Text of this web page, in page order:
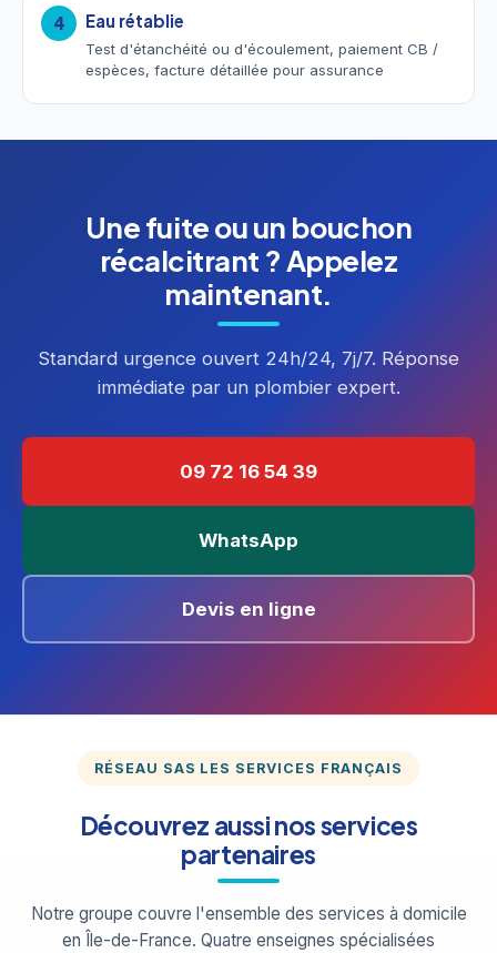
4 Eau rétablie
Test d'étanchéité ou d'écoulement, paiement CB /
espèces, facture détaillée pour assurance
Une fuite ou un bouchon
récalcitrant ? Appelez
maintenant.
Standard urgence ouvert 24h/24, 7j/7. Réponse
immédiate par un plombier expert.
09 72 16 54 39
WhatsApp
Devis en ligne
RÉSEAU SAS LES SERVICES FRANÇAIS
Découvrez aussi nos services
partenaires
Notre groupe couvre l'ensemble des services à domicile
en Île-de-France. Quatre enseignes spécialisées